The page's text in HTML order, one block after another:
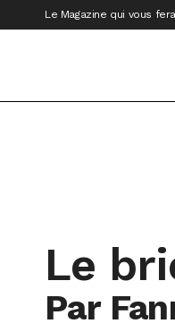
Le Magazine qui vous
Le
Par